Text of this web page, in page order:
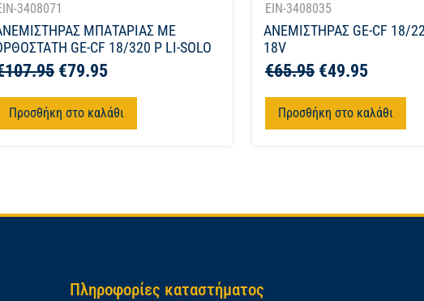
3408071
ΜΠΑΤΑΡΙΑΣ ΜΕ
GE-CF 18/320 P LI-SOLO
107.95 €79.95
Προσθήκη στο καλάθι
EIN-3408035
ΑΝΕΜΙΣΤΗΡΑΣ GE-CF 18/
18V
€65.95 €49.95
Προσθήκη στο καλάθι
Πληροφορίες καταστήματος